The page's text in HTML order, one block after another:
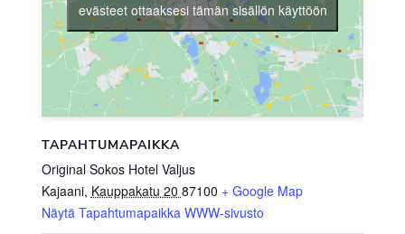
TAPAHTUMAPAIKKA
Original Sokos Hotel Valjus
Kajaani, Kauppakatu 20 87100 + Google Map
Näytä Tapahtumapaikka WWW-sivusto
evästeet ottaaksesi tämän sisällön käyttöön